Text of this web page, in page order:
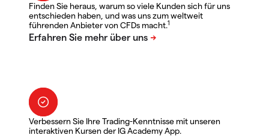
Finden Sie heraus, warum so viele Kunden sich für uns
entschieden haben, und was uns zum weltweit
führenden Anbieter von CFDs macht.1
Verbessern Sie Ihre Trading-Kenntnisse mit unseren
interaktiven Kursen der IG Academy App.